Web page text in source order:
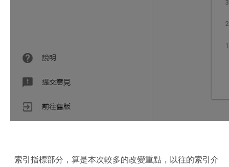
索引指標部分，算是本次較多的改變重點，以往的索引介